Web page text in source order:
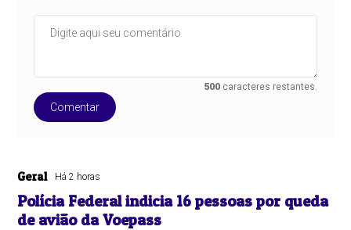
500 caracteres restantes.
Comentar
Geral Há 2 horas
Polícia Federal indicia 16 pessoas por queda
de avião da Voepass